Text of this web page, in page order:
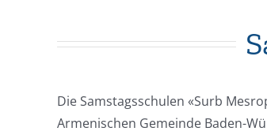
Die Samstagsschulen «Surb
Armenischen Gemeinde Baden-